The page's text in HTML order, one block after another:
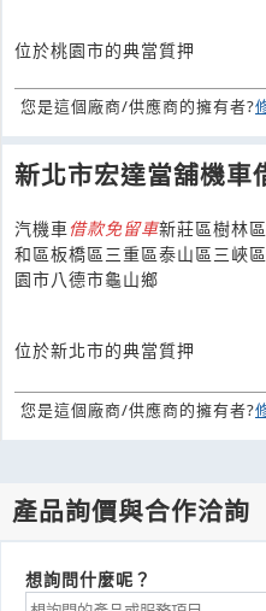
位於桃園市的典當質押
您是這個廠商/供應商的擁有者?
新北市宏達當舖機車
汽機車借款免留車新莊區樹林
和區板橋區三重區泰山區三峽
園市八德市龜山鄉
位於新北市的典當質押
您是這個廠商/供應商的擁有者?
產品詢價與合作洽詢
想詢問什麼呢？